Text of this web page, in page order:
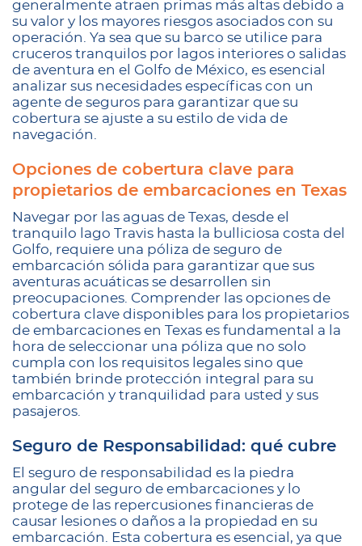
generalmente atraen primas más altas debido a
su valor y los mayores riesgos asociados con su
operación. Ya sea que su barco se utilice para
cruceros tranquilos por lagos interiores o salidas
de aventura en el Golfo de México, es esencial
analizar sus necesidades específicas con un
agente de seguros para garantizar que su
cobertura se ajuste a su estilo de vida de
navegación.
Opciones de cobertura clave para
propietarios de embarcaciones en Texas
Navegar por las aguas de Texas, desde el
tranquilo lago Travis hasta la bulliciosa costa del
Golfo, requiere una póliza de seguro de
embarcación sólida para garantizar que sus
aventuras acuáticas se desarrollen sin
preocupaciones. Comprender las opciones de
cobertura clave disponibles para los propietarios
de embarcaciones en Texas es fundamental a la
hora de seleccionar una póliza que no solo
cumpla con los requisitos legales sino que
también brinde protección integral para su
embarcación y tranquilidad para usted y sus
pasajeros.
Seguro de Responsabilidad: qué cubre
El seguro de responsabilidad es la piedra
angular del seguro de embarcaciones y lo
protege de las repercusiones financieras de
causar lesiones o daños a la propiedad en su
embarcación. Esta cobertura es esencial, ya que